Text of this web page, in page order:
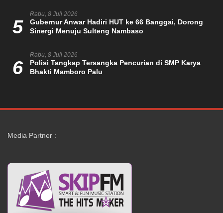
5
Rabu, 8 Juli 2026
Gubernur Anwar Hadiri HUT ke 66 Banggai, Dorong
Sinergi Menuju Sulteng Nambaso
6
Rabu, 8 Juli 2026
Polisi Tangkap Tersangka Pencurian di SMP Karya
Bhakti Mamboro Palu
Media Partner :